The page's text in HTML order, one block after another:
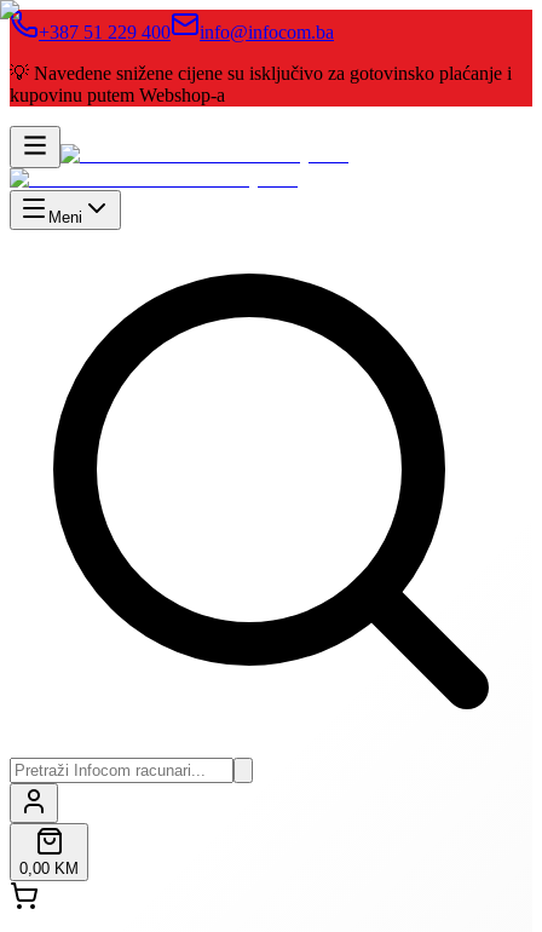
+387 51 229 400
info@infocom.ba
💡 Navedene snižene cijene su isključivo za gotovinsko plaćanje i
kupovinu putem Webshop-a
Meni
0,00 KM